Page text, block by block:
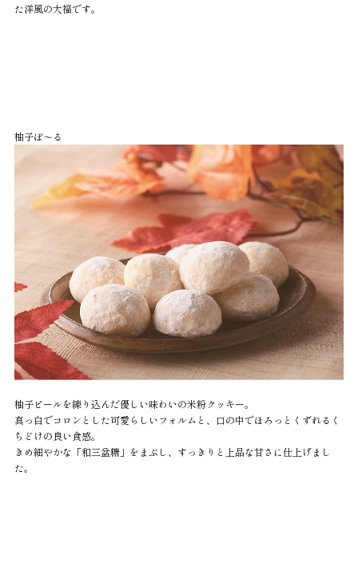
た洋風の大福です。
柚子ぼ～る
柚子ピールを練り込んだ優しい味わいの米粉クッキー。
真っ白でコロンとした可愛らしいフォルムと、口の中でほろっとくずれるく
ちどけの良い食感。
きめ細やかな「和三盆糖」をまぶし、すっきりと上品な甘さに仕上げまし
た。